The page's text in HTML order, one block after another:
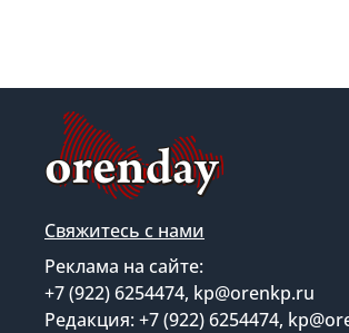
Свяжитесь с нами
Реклама на сайте:
+7 (922) 6254474, kp@orenkp.ru
Редакция: +7 (922) 6254474,